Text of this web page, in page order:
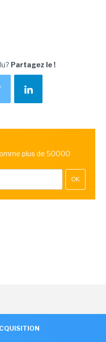
Partagez le !
plus de 50000
OK